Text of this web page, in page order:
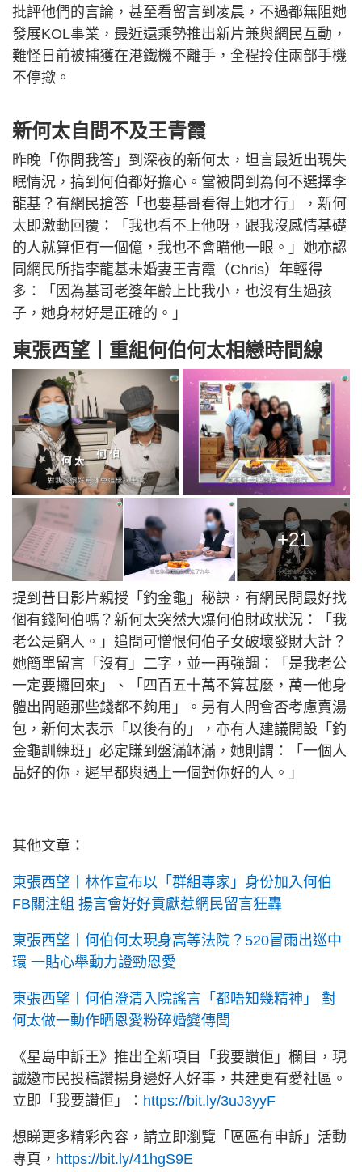
批評他們的言論，甚至看留言到凌晨，不過都無阻她
發展KOL事業，最近還乘勢推出新片兼與網民互動，
難怪日前被捕獲在港鐵機不離手，全程拎住兩部手機
不停撳。
新何太自問不及王青霞
昨晚「你問我答」到深夜的新何太，坦言最近出現失
眠情況，搞到何伯都好擔心。當被問到為何不選擇李
龍基？有網民搶答「也要基哥看得上她才行」，新何
太即激動回覆：「我也看不上他呀，跟我沒感情基礎
的人就算佢有一個億，我也不會瞄他一眼。」她亦認
同網民所指李龍基未婚妻王青霞（Chris）年輕得
多：「因為基哥老婆年齡上比我小，也沒有生過孩
子，她身材好是正確的。」
東張西望丨重組何伯何太相戀時間線
+21
提到昔日影片親授「釣金龜」秘訣，有網民問最好找
個有錢阿伯嗎？新何太突然大爆何伯財政狀況：「我
老公是窮人。」追問可憎恨何伯子女破壞發財大計？
她簡單留言「沒有」二字，並一再強調：「是我老公
一定要攞回來」、「四百五十萬不算甚麼，萬一他身
體出問題那些錢都不夠用」。另有人問會否考慮賣湯
包，新何太表示「以後有的」，亦有人建議開設「釣
金龜訓練班」必定賺到盤滿缽滿，她則謂：「一個人
品好的你，遲早都與遇上一個對你好的人。」
其他文章：
東張西望丨林作宣布以「群組專家」身份加入何伯
FB關注組 揚言會好好貢獻惹網民留言狂轟
東張西望丨何伯何太現身高等法院？520冒雨出巡中
環 一貼心舉動力證勁恩愛
東張西望丨何伯澄清入院謠言「都唔知幾精神」 對
何太做一動作晒恩愛粉碎婚變傳聞
《星島申訴王》推出全新項目「我要讚佢」欄目，現
誠邀市民投稿讚揚身邊好人好事，共建更有愛社區。
立即「我要讚佢」︰ https://bit.ly/3uJ3yyF
想睇更多精彩內容，請立即瀏覽「區區有申訴」活動
專頁， https://bit.ly/41hgS9E